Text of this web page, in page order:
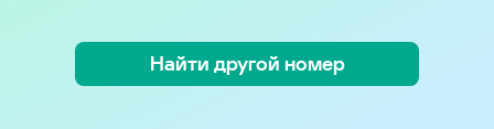
Найти другой номер